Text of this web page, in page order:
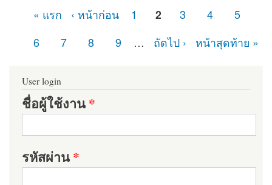
« แรก ‹ หน้าก่อน 1 2 3 4
5
6
7 8 9 … ถัดไป › หน้าสุดท้าย »
User login
ชื่อผู้ใช้งาน*
รหัสผ่าน*